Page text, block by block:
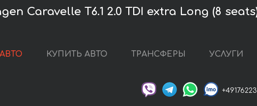
Caravelle T6.1 2.0 TDI extra Long (8
КУПИТЬ АВТО ТРАНСФЕРЫ УСЛУГИ